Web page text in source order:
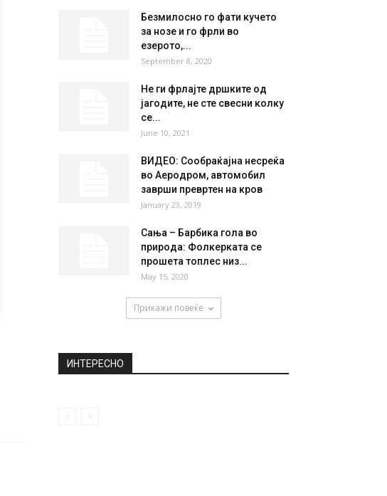
3.4kmh
40° 42° 40
Безмилосно го фати кучето
за нозе и го фрли во
езерото,...
September 8, 2020
Не ги фрлајте дршките од
јагодите, не сте свесни колку
се...
June 10, 2021
January 23, 2019